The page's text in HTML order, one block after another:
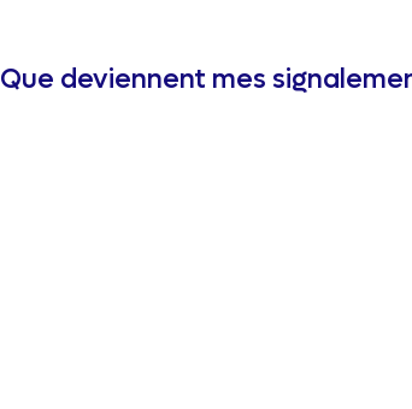
Que deviennent mes